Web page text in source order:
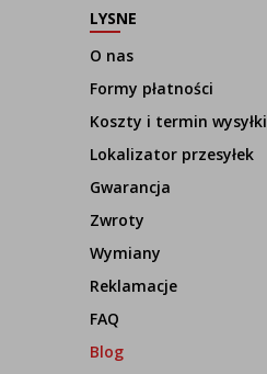
LYSNE
O nas
Formy płatności
Koszty i termin wysyłki
Lokalizator przesyłek
Gwarancja
Zwroty
Wymiany
Reklamacje
FAQ
Blog